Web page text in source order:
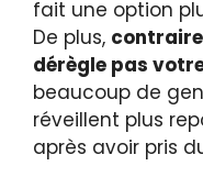
fait une option
De plus,
dérègle pas
beaucoup de
réveillent plus
après avoir pris